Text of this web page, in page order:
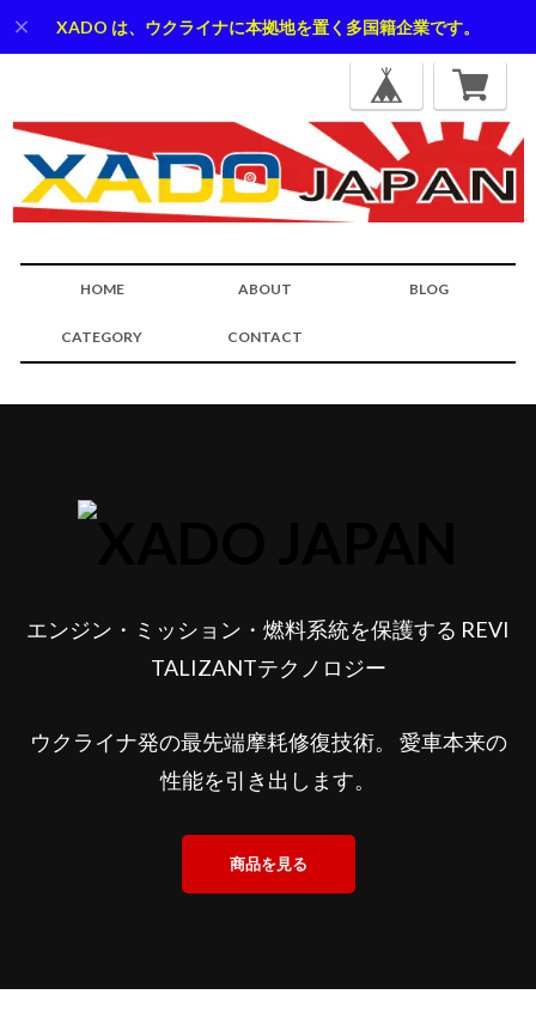
XADO は、ウクライナに本拠地を置く多国籍企業です。
HOME ABOUT BLOG
CATEGORY CONTACT
エンジン・ミッション・燃料系統を保護する REVI
TALIZANTテクノロジー
ウクライナ発の最先端摩耗修復技術。 愛車本来の
性能を引き出します。
商品を見る